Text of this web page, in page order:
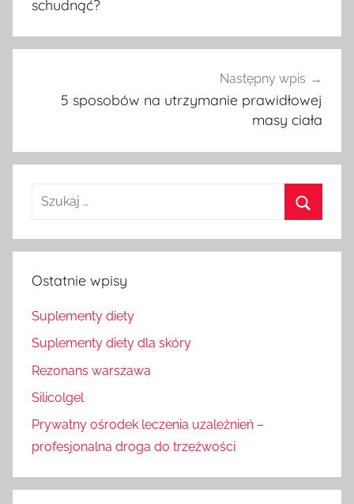
schudnąć?
Następny wpis
5 sposobów na utrzymanie prawidłowej
masy ciała
Szukaj
Ostatnie wpisy
Suplementy diety
Suplementy diety dla skóry
Rezonans warszawa
Silicolgel
Prywatny ośrodek leczenia uzależnień –
profesjonalna droga do trzeźwości